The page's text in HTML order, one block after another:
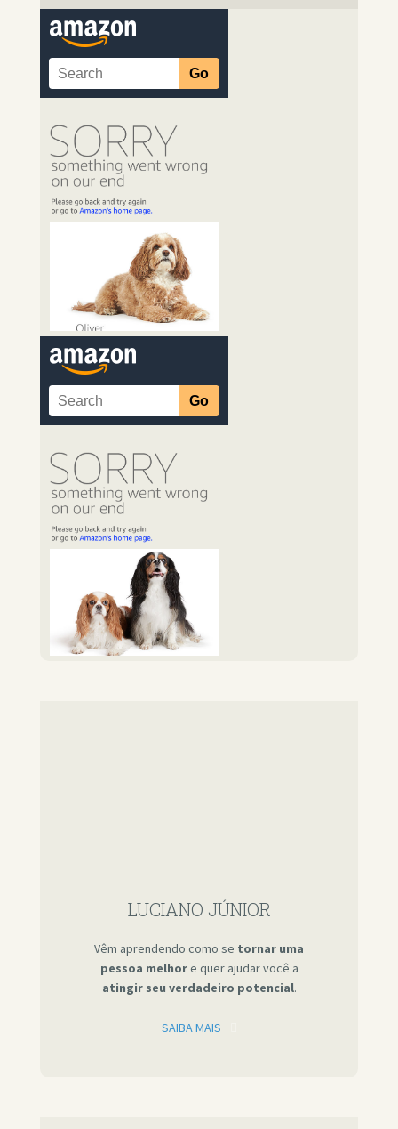
LUCIANO JÚNIOR
Vêm aprendendo como se tornar uma
pessoa melhore quer ajudar você a
atingir seu verdadeiro potencial.
SAIBA MAIS